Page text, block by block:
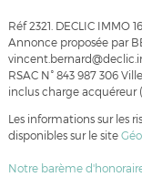
Réf 2321. DECLIC IMMO 16
Annonce proposée par
RSAC N° 843 987 306
inclus charge acquéreur
Les informations sur les
disponibles sur le site
Notre barème